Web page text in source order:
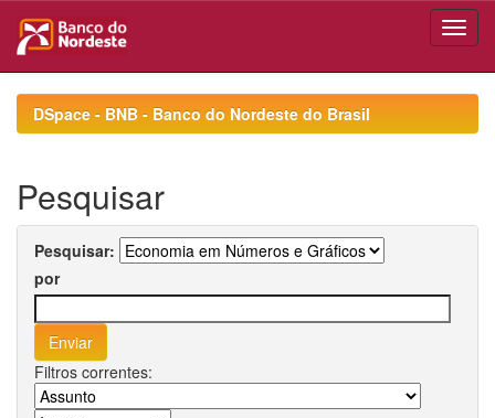
navigationDSpace - BNB - Banco do Nordeste do Brasil
Pesquisar
Pesquisar:
por
Filtros correntes: